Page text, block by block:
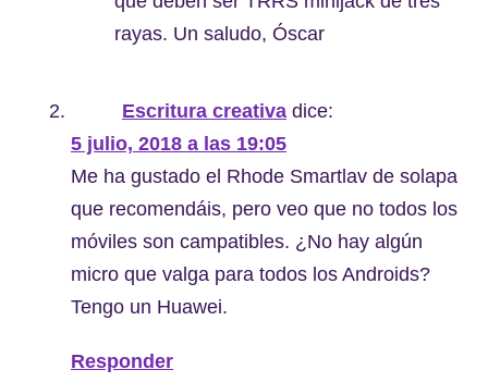
rayas. Un saludo, Óscar
Escritura creativa dice:
5 julio, 2018 a las 19:05
Me ha gustado el Rhode Smartlav de solapa
que recomendáis, pero veo que no todos los
móviles son campatibles. ¿No hay algún
micro que valga para todos los Androids?
Tengo un Huawei.
Responder